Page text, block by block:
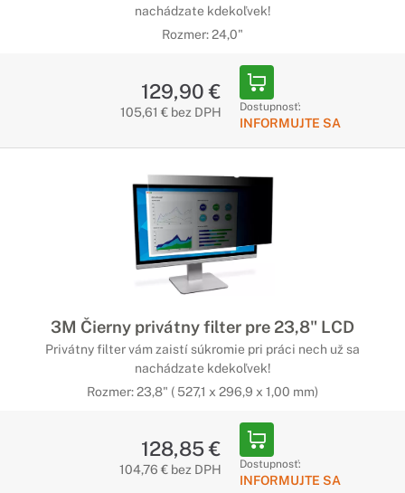
nachádzate kdekoľvek!
Rozmer: 24,0"
129,90 €
105,61 € bez DPH Dostupnosť:
INFORMUJTE SA
3M Čierny privátny filter pre 23,8" LCD
Privátny filter vám zaistí súkromie pri práci nech už sa
nachádzate kdekoľvek!
Rozmer: 23,8" ( 527,1 x 296,9 x 1,00 mm)
128,85 €
104,76 € bez DPH Dostupnosť:
INFORMUJTE SA